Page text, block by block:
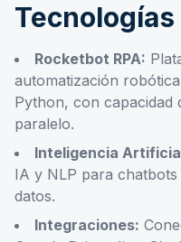
Rocketbot RPA:
automatización
Python, con capacidad
paralelo.
Inteligencia
IA y NLP para
datos.
Integraciones: